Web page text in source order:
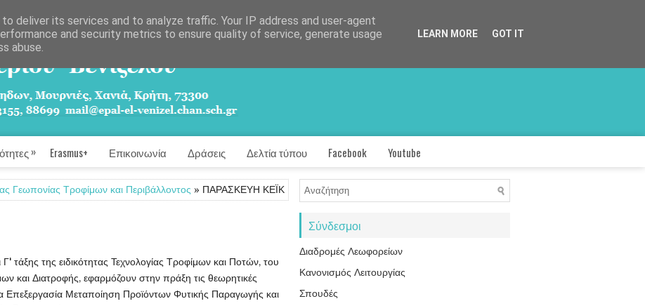
» Erasmus+ Επικοινωνία Δράσεις Δελτία τύπου Facebook Youtube
Γεωπονίας Τροφίμων και Περιβάλλοντος » ΠΑΡΑΣΚΕΥΗ ΚΕΪΚ
Γ' τάξης της ειδικότητας Τεχνολογίας Τροφίμων και Ποτών, του
και Διατροφής, εφαρμόζουν στην πράξη τις θεωρητικές
Μεταποίηση Προϊόντων Φυτικής Παραγωγής και
Σύνδεσμοι
Διαδρομές Λεωφορείων
Κανονισμός Λειτουργίας
Σπουδές
deliver its services and to analyze traffic. Your IP address and user-agent
and security metrics to ensure quality of service, generate usage
abuse.
LEARN MORE GOT IT